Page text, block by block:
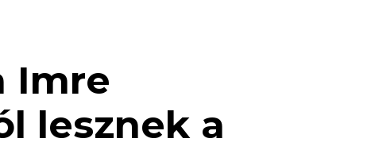
Imre
lesznek a